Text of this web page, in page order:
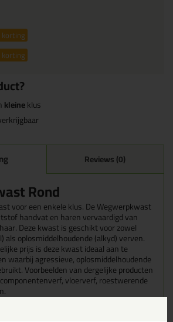
korting
korting
kleineklus
Reviews (0)
Rond
voor een enkele klus. De Wegwerpkwast
handvat en haren vervaardigd van
Deze kwast is geschikt voor zowel
als oplosmiddelhoudende (alkyd) verven.
prijs is deze kwast ideaal aan te
waarbij agressieve, oplosmiddelhoudende
Voorbeelden van dergelijke producten
vloerverf, roestwerende